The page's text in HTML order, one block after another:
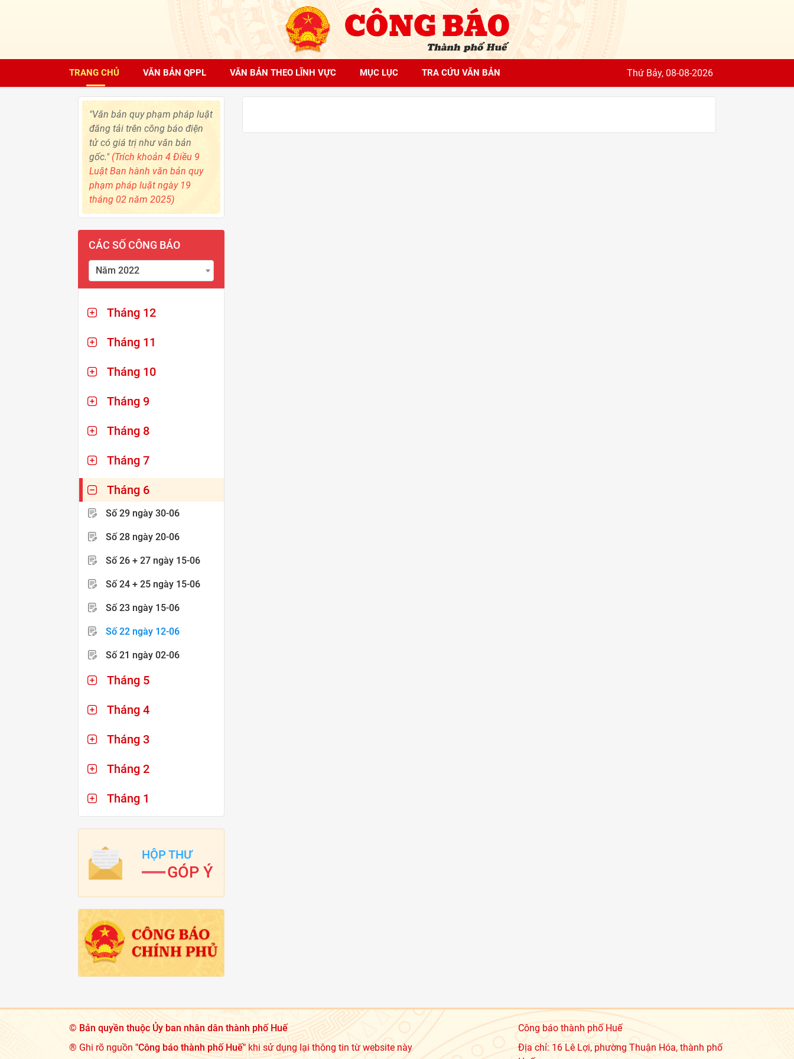
Thứ Bảy, 08-08-2026
TRANG CHỦ VĂN BẢN QPPL VĂN BẢN THEO LĨNH VỰC MỤC LỤC TRA CỨU VĂN BẢN
"Văn bản quy phạm pháp luật
đăng tải trên công báo điện
tử có giá trị như văn bản
gốc." (Trích khoản 4 Điều 9
Luật Ban hành văn bản quy
phạm pháp luật ngày 19
tháng 02 năm 2025)
CÁC SỐ CÔNG BÁO
Năm 2022
Tháng 12
Tháng 11
Tháng 10
Tháng 9
Tháng 8
Tháng 7
Tháng 6
Số 29 ngày 30-06
Số 28 ngày 20-06
Số 26 + 27 ngày 15-06
Số 24 + 25 ngày 15-06
Số 23 ngày 15-06
Số 22 ngày 12-06
Số 21 ngày 02-06
Tháng 5
Tháng 4
Tháng 3
Tháng 2
Tháng 1
HỘP THƯ
GÓP Ý
© Bản quyền thuộc Ủy ban nhân dân thành phố Huế
® Ghi rõ nguồn "Công báo thành phố Huế"khi sử dụng lại thông tin từ website này
Công báo thành phố Huế
Địa chỉ: 16 Lê Lợi, phường Thuận Hóa, thành phố